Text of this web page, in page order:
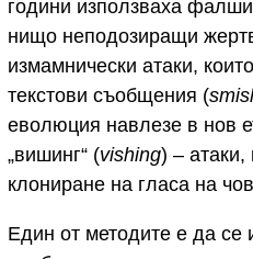
години използваха
нищо неподозиращи
измамнически атаки,
текстови съобщения (
еволюция навлезе в нов
„вишинг“ (vishing) – атаки,
клониране на гласа на
Един от методите е да се